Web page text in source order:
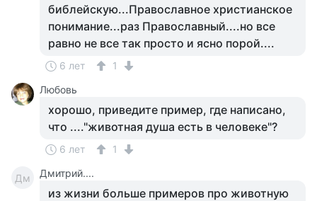
библейскую...Православное христианское
понимание...раз Православный....но все
равно не все так просто и ясно порой....
6 лет
1
Любовь
хорошо, приведите пример, где написано,
что ...."животная душа есть в человеке"?
6 лет 1
Дм Дмитрий....
из жизни больше примеров про животную